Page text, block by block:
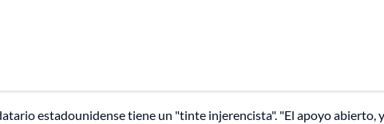
estadounidense tiene un "tinte injerencista". "El apoyo abierto,